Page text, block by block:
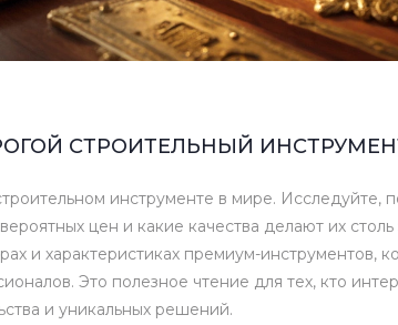
СТРОИТЕЛЬНЫЙ
инструменте в мире. Исследуйте,
цен и какие качества делают их
и характеристиках премиум-инструментов,
Это полезное чтение для тех, кто
и уникальных решений.